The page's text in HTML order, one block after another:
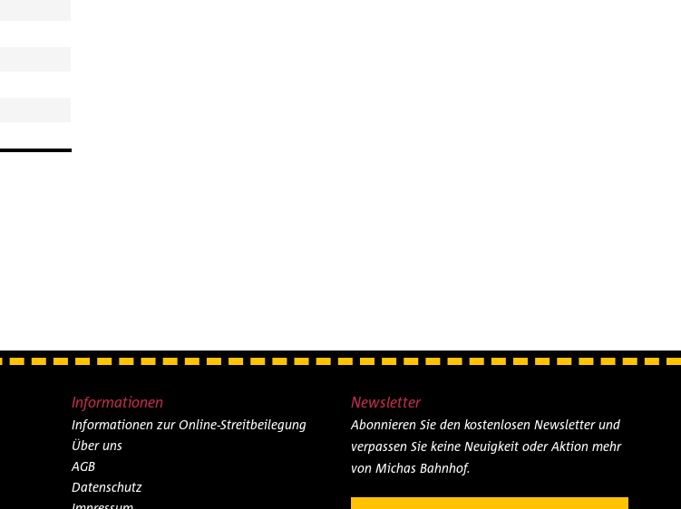
Informationen
Informationen zur Online-Streitbeilegung
Über uns
AGB
Datenschutz
Newsletter
Abonnieren Sie den kostenlosen Newsletter und
verpassen Sie keine Neuigkeit oder Aktion mehr
von Michas Bahnhof.